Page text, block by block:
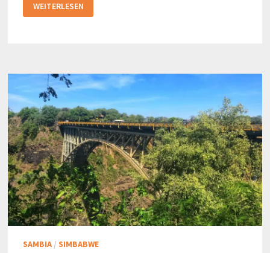
RIALTO-
BRÜCKE
WEITERLESEN
SAMBIA/ SIMBABWE